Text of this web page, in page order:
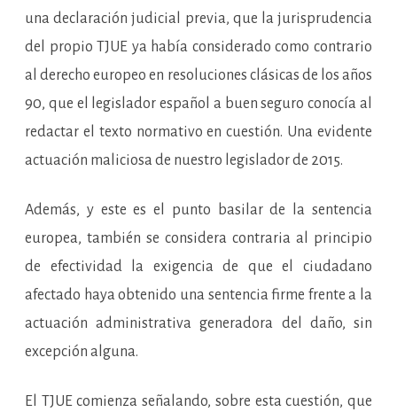
una declaración judicial previa, que la jurisprudencia
del propio TJUE ya había considerado como contrario
al derecho europeo en resoluciones clásicas de los años
90, que el legislador español a buen seguro conocía al
redactar el texto normativo en cuestión. Una evidente
actuación maliciosa de nuestro legislador de 2015.
Además, y este es el punto basilar de la sentencia
europea, también se considera contraria al principio
de efectividad la exigencia de que el ciudadano
afectado haya obtenido una sentencia firme frente a la
actuación administrativa generadora del daño, sin
excepción alguna.
El TJUE comienza señalando, sobre esta cuestión, que